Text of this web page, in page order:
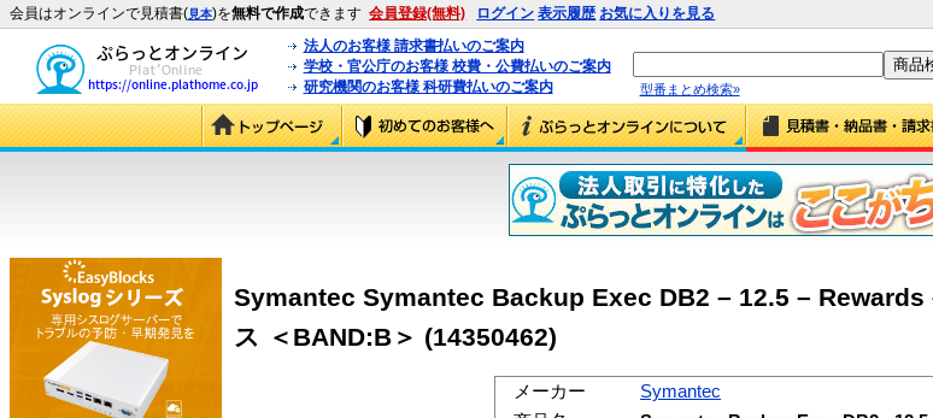
会員はオンラインで見積書(見本)を無料で作成できます 会員登録(無料) ログイン 表示履歴 お気に入りを見る
法人のお客様 請求書払いのご案内
学校・官公庁のお客様 校費・公費払いのご案内
研究機関のお客様 科研費払いのご案内
型番まとめ検索»
Symantec Symantec Backup Exec DB2 – 12.5 – Rewards
ス ＜BAND:B＞ (14350462)
メーカー
Symantec